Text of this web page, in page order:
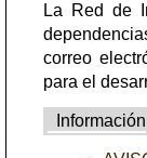
La Red de
correo
para el
Información